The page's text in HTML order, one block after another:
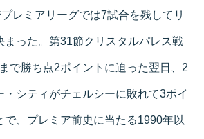
レミアリーグでは7試合を残してリ
まった。第31節クリスタルパレス戦
で勝ち点2ポイントに迫った翌日、2
・シティがチェルシーに敗れて3ポイ
で、プレミア前史に当たる1990年以